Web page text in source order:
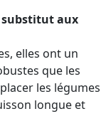
substitut aux
elles ont un
que les
les légumes
longue et